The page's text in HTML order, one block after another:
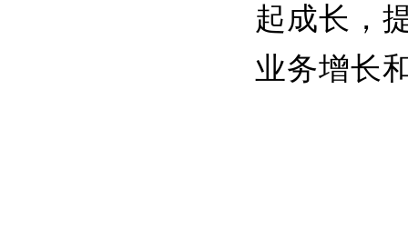
起成长，
业务增长